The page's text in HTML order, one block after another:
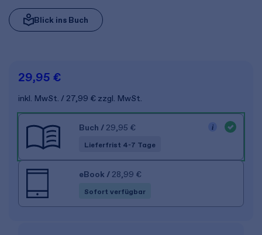
Blick ins Buch
29,95 €
inkl. MwSt. 27,99 € zzgl. MwSt.
Buch / 29,95 €
Lieferfrist 4-7 Tage
eBook / 28,99 €
Sofort verfügbar